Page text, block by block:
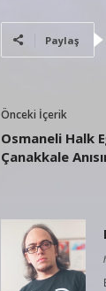
Paylaş
Önceki İçerik
Osmaneli Halk
Çanakkale